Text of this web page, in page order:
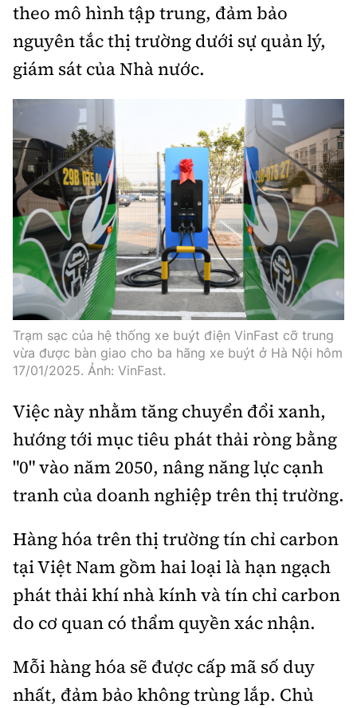
theo mô hình tập trung, đảm bảo
nguyên tắc thị trường dưới sự quản lý,
giám sát của Nhà nước.
Trạm sạc của hệ thống xe buýt điện VinFast cỡ trung
vừa được bàn giao cho ba hãng xe buýt ở Hà Nội hôm
17/01/2025. Ảnh: VinFast.
Việc này nhằm tăng chuyển đổi xanh,
hướng tới mục tiêu phát thải ròng bằng
"0" vào năm 2050, nâng năng lực cạnh
tranh của doanh nghiệp trên thị trường.
Hàng hóa trên thị trường tín chỉ carbon
tại Việt Nam gồm hai loại là hạn ngạch
phát thải khí nhà kính và tín chỉ carbon
do cơ quan có thẩm quyền xác nhận.
Mỗi hàng hóa sẽ được cấp mã số duy
nhất, đảm bảo không trùng lắp. Chủ